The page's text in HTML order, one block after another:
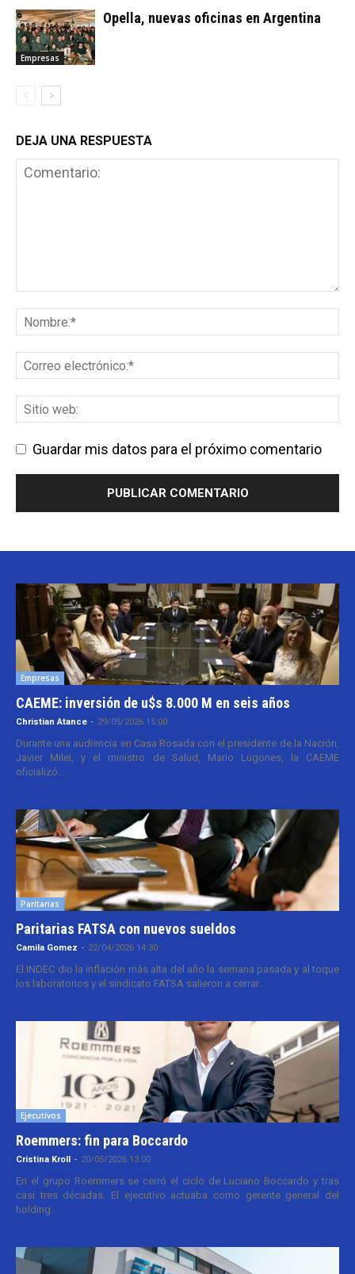
Empresas
Opella, nuevas oficinas en Argentina
DEJA UNA RESPUESTA
Guardar mis datos para el próximo comentario
Empresas
CAEME: inversión de u$s 8.000 M en seis años
Christian Atance - 29/05/2026 15:00
Durante una audiencia en Casa Rosada con el presidente de la Nación,
Javier Milei, y el ministro de Salud, Mario Lugones, la CAEME
oficializó...
Paritarias
Paritarias FATSA con nuevos sueldos
Camila Gomez - 22/04/2026 14:30
El INDEC dio la inflación más alta del año la semana pasada y al toque
los laboratorios y el sindicato FATSA salieron a cerrar...
Ejecutivos
Roemmers: fin para Boccardo
Cristina Kroll - 20/05/2026 13:00
En el grupo Roemmers se cerró el ciclo de Luciano Boccardo y tras
casi tres décadas. El ejecutivo actuaba como gerente general del
holding...